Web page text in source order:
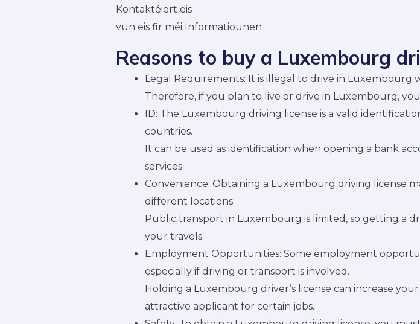
Kontaktéiert eis
vun eis fir méi Informatiounen
Reasons to buy a Luxembourg
Legal Requirements: It is illegal to drive in Luxembourg
Therefore, if you plan to live or drive in Luxembourg,
ID: The Luxembourg driving license is a valid
countries.
It can be used as identification when opening a bank
services.
Convenience: Obtaining a Luxembourg driving license
different locations.
Public transport in Luxembourg is limited, so getting a
your travels.
Employment Opportunities: Some employment
especially if driving or transport is involved.
Holding a Luxembourg driver’s license can increase
attractive applicant for certain jobs.